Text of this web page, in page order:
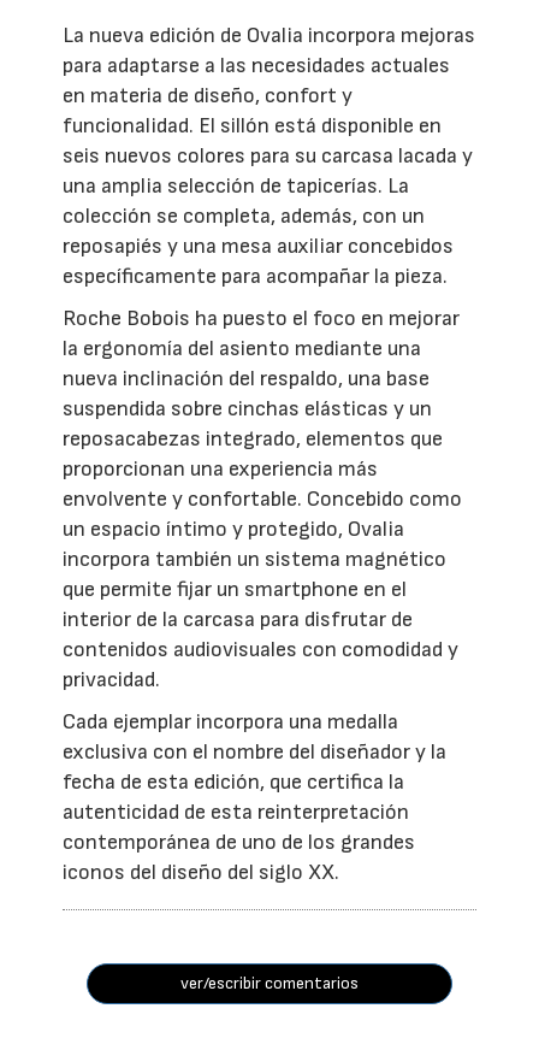
La nueva edición de Ovalia incorpora mejoras
para adaptarse a las necesidades actuales
en materia de diseño, confort y
funcionalidad. El sillón está disponible en
seis nuevos colores para su carcasa lacada y
una amplia selección de tapicerías. La
colección se completa, además, con un
reposapiés y una mesa auxiliar concebidos
específicamente para acompañar la pieza.
Roche Bobois ha puesto el foco en mejorar
la ergonomía del asiento mediante una
nueva inclinación del respaldo, una base
suspendida sobre cinchas elásticas y un
reposacabezas integrado, elementos que
proporcionan una experiencia más
envolvente y confortable. Concebido como
un espacio íntimo y protegido, Ovalia
incorpora también un sistema magnético
que permite fijar un smartphone en el
interior de la carcasa para disfrutar de
contenidos audiovisuales con comodidad y
privacidad.
Cada ejemplar incorpora una medalla
exclusiva con el nombre del diseñador y la
fecha de esta edición, que certifica la
autenticidad de esta reinterpretación
contemporánea de uno de los grandes
iconos del diseño del siglo XX.
ver/escribir comentarios